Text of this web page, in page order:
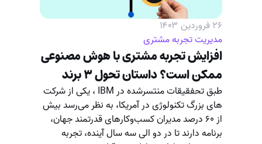
۲۶ فروردین ۱۴۰۳
مدیریت تجربه مشتری
افزایش تجربه مشتری با هوش مصنوعی
ممکن است؟ داستان تحول ۳ برند
طبق تحفقیقات منتسرشده در IBM ، یکی از شرکت
های بزرگ تکنولوژی در آمریکا، به نظر می‌رسد بیش
از ۶۰ درصد مدیران کسب‌وکارهای قدرتمند جهان،
برنامه دارند تا در دو الی سه سال آینده، تجربه